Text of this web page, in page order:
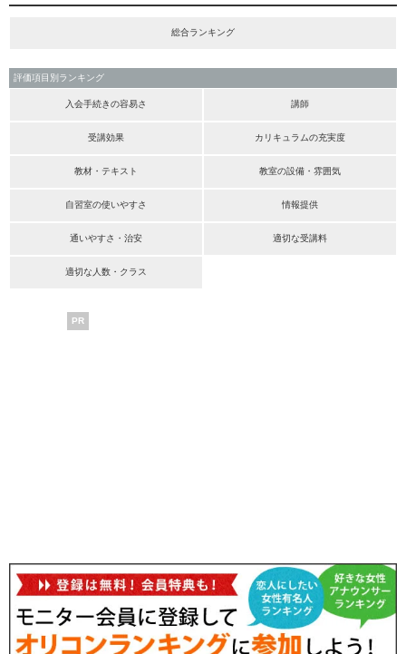
総合ランキング
評価項目別ランキング
入会手続きの容易さ 講師
受講効果 カリキュラムの充実度
教材・テキスト 教室の設備・雰囲気
自習室の使いやすさ 情報提供
通いやすさ・治安 適切な受講料
適切な人数・クラス
PR